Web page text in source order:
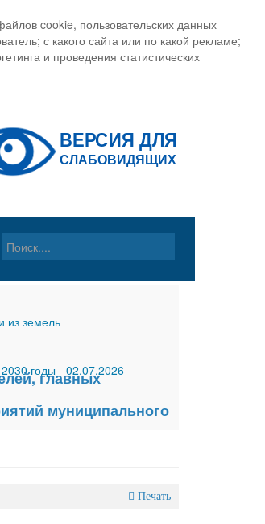
cookie, пользовательских данных
с какого сайта или по какой рекламе;
и проведения статистических
из земель
годы - 02.07.2026
главных
муниципального
Печать